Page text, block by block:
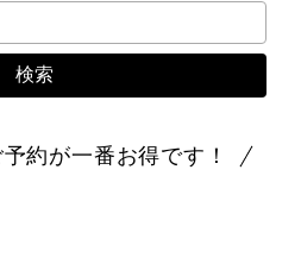
検索
約が一番お得です！